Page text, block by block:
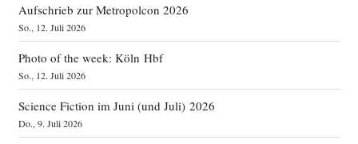
Aufschrieb zur Metropolcon 2026
So., 12. Juli 2026
Photo of the week: Köln Hbf
So., 12. Juli 2026
Science Fiction im Juni (und Juli) 2026
Do., 9. Juli 2026